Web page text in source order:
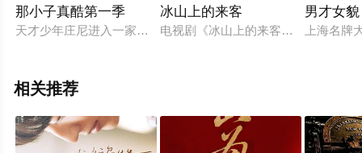
那小子真酷第一季
天才少年庄尼进入一家国际职业技术学校学习，天赋异禀、聪
冰山上的来客
电视剧《冰山上的来客》是根据
男才女貌
上海名
相关推荐